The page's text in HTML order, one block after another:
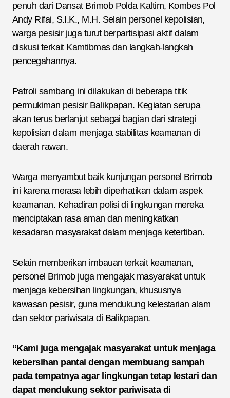
penuh dari Dansat Brimob Polda Kaltim, Kombes Pol
Andy Rifai, S.I.K., M.H. Selain personel kepolisian,
warga pesisir juga turut berpartisipasi aktif dalam
diskusi terkait Kamtibmas dan langkah-langkah
pencegahannya.
Patroli sambang ini dilakukan di beberapa titik
permukiman pesisir Balikpapan. Kegiatan serupa
akan terus berlanjut sebagai bagian dari strategi
kepolisian dalam menjaga stabilitas keamanan di
daerah rawan.
Warga menyambut baik kunjungan personel Brimob
ini karena merasa lebih diperhatikan dalam aspek
keamanan. Kehadiran polisi di lingkungan mereka
menciptakan rasa aman dan meningkatkan
kesadaran masyarakat dalam menjaga ketertiban.
Selain memberikan imbauan terkait keamanan,
personel Brimob juga mengajak masyarakat untuk
menjaga kebersihan lingkungan, khususnya
kawasan pesisir, guna mendukung kelestarian alam
dan sektor pariwisata di Balikpapan.
“Kami juga mengajak masyarakat untuk menjaga
kebersihan pantai dengan membuang sampah
pada tempatnya agar lingkungan tetap lestari dan
dapat mendukung sektor pariwisata di